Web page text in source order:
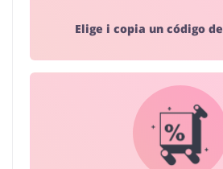
Elige i copia un código